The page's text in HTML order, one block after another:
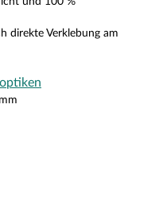
direkte Verklebung am